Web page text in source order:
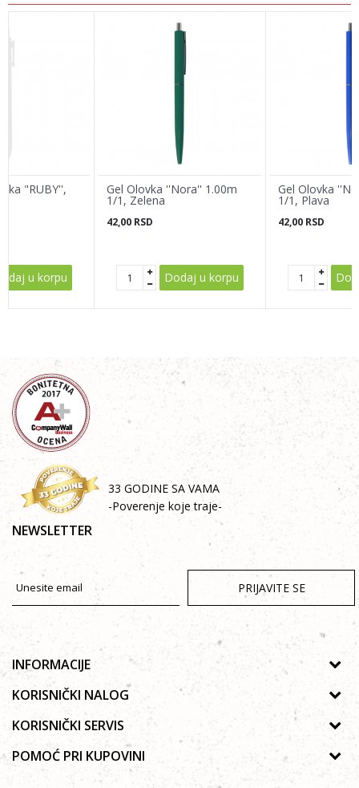
POŠALJI
"RUBY'',
u korpu
Gel Olovka ''Nora'' 1.00m
1/1, Zelena
42,00 RSD
Dodaj u korpu
Gel Olovka
1/1, Plava
42,00 RSD
33 GODINE SA VAMA
-Poverenje koje traje-
NEWSLETTER
PRIJAVITE SE
INFORMACIJE
O nama
Galerija
Saradnja
KORISNIČKI NALOG
Uputsvo za registraciju
Zaboravljena lozinka
Moja korpa
KORISNIČKI SERVIS
Politika privatnosti
Autorska prava
POMOĆ PRI KUPOVINI
Kako kupiti Online